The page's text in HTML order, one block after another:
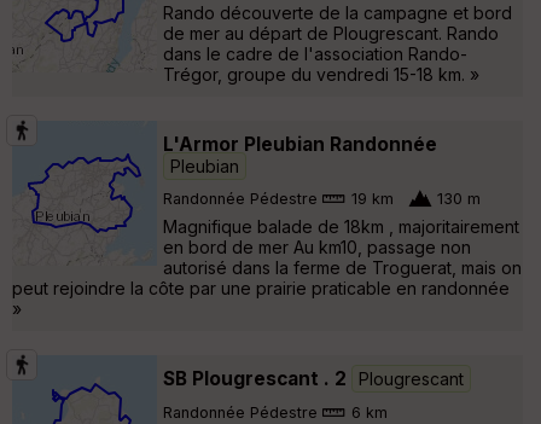
Rando découverte de la campagne et bord
de mer au départ de Plougrescant. Rando
dans le cadre de l'association Rando-
Trégor, groupe du vendredi 15-18 km. »
L'Armor Pleubian Randonnée
Pleubian
Randonnée Pédestre 19 km 130 m
Magnifique balade de 18km , majoritairement
en bord de mer Au km10, passage non
autorisé dans la ferme de Troguerat, mais on
peut rejoindre la côte par une prairie praticable en randonnée
»
SB Plougrescant . 2 Plougrescant
Randonnée Pédestre 6 km